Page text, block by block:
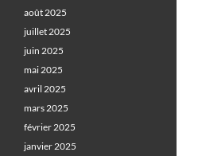
août 2025
juillet 2025
juin 2025
mai 2025
avril 2025
mars 2025
février 2025
janvier 2025